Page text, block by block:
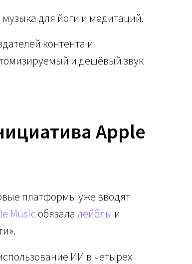
для йоги и медитаций.
контента и
и дешёвый звук
Apple
платформы уже вводят
Music обязала лейблы и
ИИ в четырёх